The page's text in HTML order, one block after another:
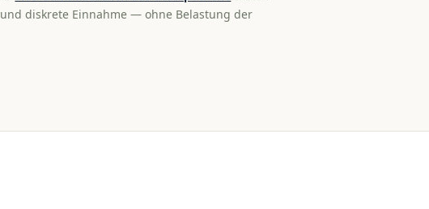
diskrete Einnahme — ohne Belastung der